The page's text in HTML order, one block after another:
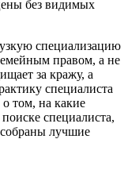
без видимых
специализацию
правом, а не
за кражу, а
специалиста
том, на какие
специалиста,
собраны лучшие